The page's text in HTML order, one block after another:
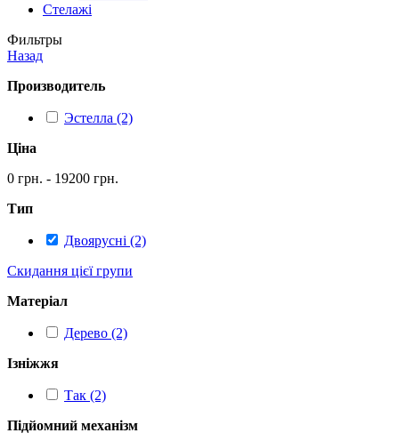
Стелажі
Фильтры
Назад
Производитель
Эстелла (2)
Ціна
0 грн. - 19200 грн.
Тип
Двоярусні (2)
Скидання цієї групи
Матеріал
Дерево (2)
Ізніжжя
Так (2)
Підйомний механізм